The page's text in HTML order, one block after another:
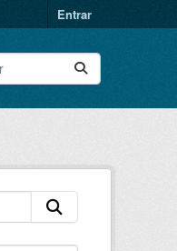
Entrar